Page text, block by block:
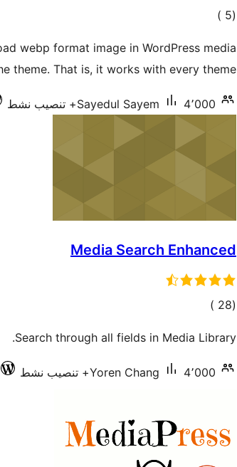
(5
إجمالي)
webp format image in WordPress media
theme. That is, it works with every theme.
Sayedul Sayem 4٬000+ تنصيب نشط
Media Search Enhanced
(28
إجمالي)
Search through all fields in Media Library.
Yoren Chang 4٬000+ تنصيب نشط